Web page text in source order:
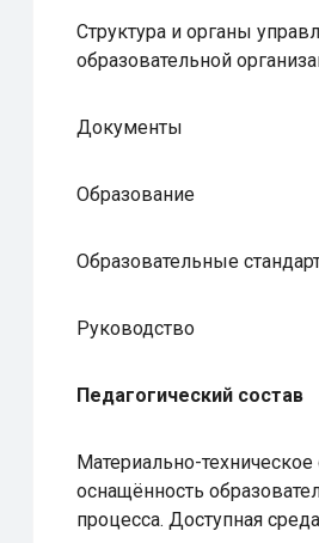
Структура и органы
образовательной
Документы
Образование
Образовательные
Руководство
Педагогический состав
Материально-
оснащённость
процесса. Доступная среда